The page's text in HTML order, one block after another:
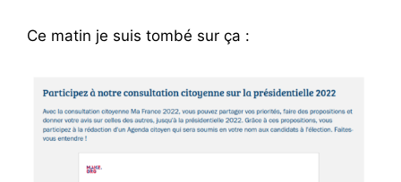
Ce matin je suis tombé sur ça :